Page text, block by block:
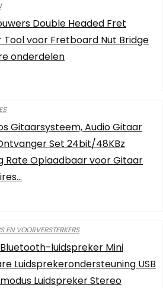
Double Headed Fret
Tool voor Fretboard Nut Bridge
onderdelen
Gitaarsysteem, Audio Gitaar
Set 24bit/48KBz
Rate Oplaadbaar voor Gitaar
EN VOORVERSTERKERS
luidspreker Mini
Luidsprekerondersteuning USB
Luidspreker Stereo